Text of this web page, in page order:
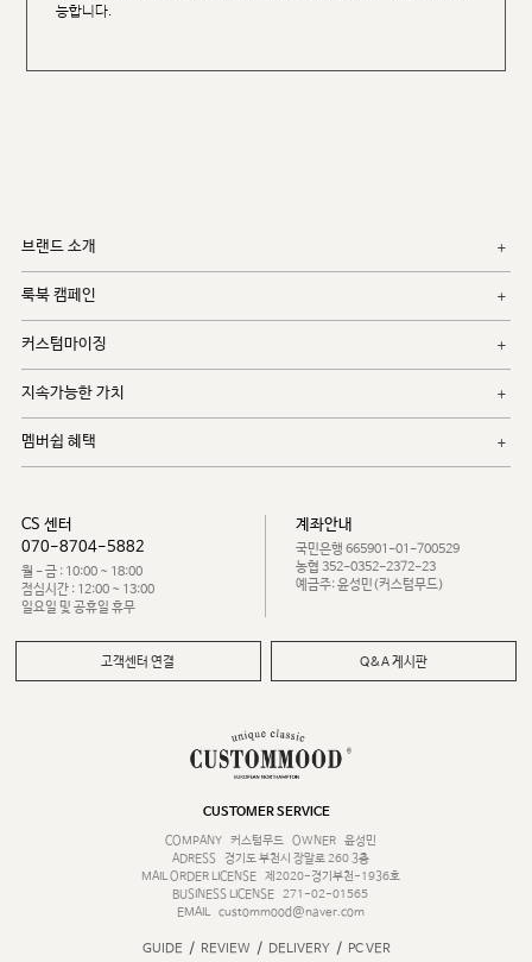
능합니다.
브랜드 소개
룩북 캠페인
커스텀마이징
지속가능한 가치
멤버쉽 혜택
CS 센터
070-8704-5882
월 - 금 : 10:00 ~ 18:00
점심시간 : 12:00 ~ 13:00
일요일 및 공휴일 휴무
계좌안내
국민은행 665901-01-700529
농협 352-0352-2372-23
예금주: 윤성민(커스텀무드)
고객센터 연결 Q&A 게시판
CUSTOMER SERVICE
COMPANY
커스텀무드 OWNER
윤성민
ADRESS
경기도 부천시 장말로 260 3층
MAIL ORDER LICENSE
제2020-경기부천-1936호
BUSINESS LICENSE 271-02-01565
EMAIL
custommood@naver.com
GUIDE / REVIEW / DELIVERY / PC VER